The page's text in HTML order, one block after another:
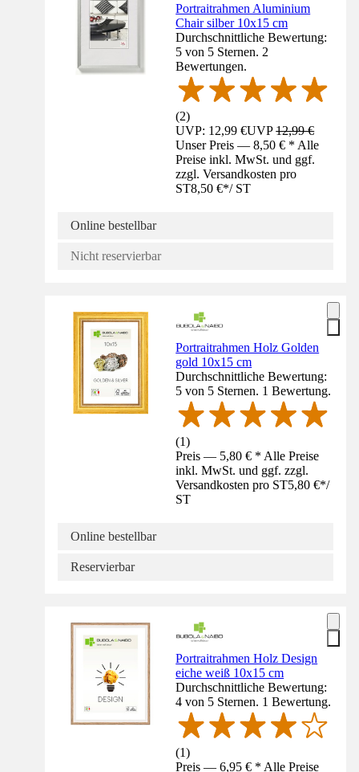
Portraitrahmen Aluminium
Chair silber 10x15 cm
Durchschnittliche Bewertung:
5 von 5 Sternen. 2
Bewertungen.
(2)
UVP: 12,99 €UVP12,99 €
Unser Preis — 8,50 € * Alle
Preise inkl. MwSt. und ggf.
zzgl. Versandkosten pro
ST8,50 €*/ ST
Online bestellbar
Nicht reservierbar
Portraitrahmen Holz Golden
gold 10x15 cm
Durchschnittliche Bewertung:
5 von 5 Sternen. 1 Bewertung.
(1)
Preis — 5,80 € * Alle Preise
inkl. MwSt. und ggf. zzgl.
Versandkosten pro ST5,80 €*/
ST
Online bestellbar
Reservierbar
Portraitrahmen Holz Design
eiche weiß 10x15 cm
Durchschnittliche Bewertung:
4 von 5 Sternen. 1 Bewertung.
(1)
Preis — 6,95 € * Alle Preise